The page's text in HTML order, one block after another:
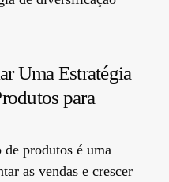
Uma Estratégia
para
produtos é uma
as vendas e crescer